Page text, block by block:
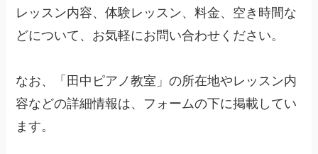
レッスン内容、体験レッスン、料金、空き時間な
どについて、お気軽にお問い合わせください。
なお、「田中ピアノ教室」の所在地やレッスン内
容などの詳細情報は、フォームの下に掲載してい
ます。